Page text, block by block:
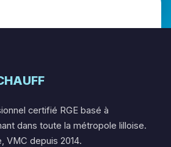
certifié RGE basé à
dans toute la métropole lilloise.
VMC depuis 2014.